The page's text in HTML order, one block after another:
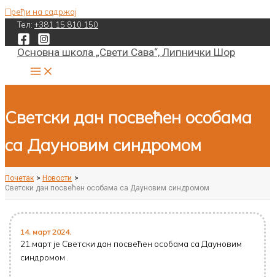
Пређи на садржај
Тел: +381 15 810 150
Основна школа „Свети Сава“, Липнички Шор
Светски дан посвећен особама
са Дауновим синдромом
Почетак
Новости
Светски дан посвећен особама са Дауновим синдромом
14. март 2024.
21.март је Светски дан посвећен особама са Дауновим
синдромом .